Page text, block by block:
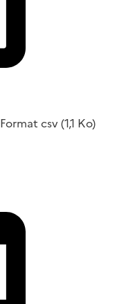
Format csv(1,1 Ko)